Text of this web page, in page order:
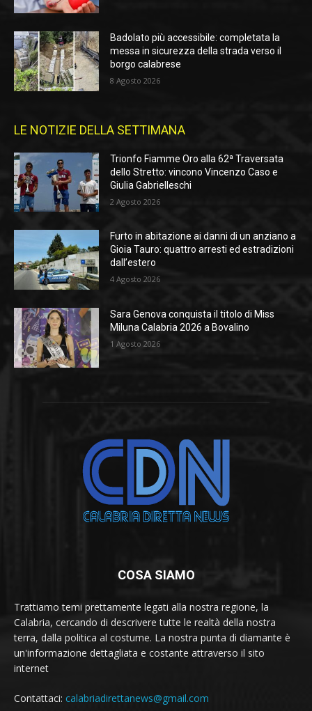
Badolato più accessibile: completata la
messa in sicurezza della strada verso il
borgo calabrese
8 Agosto 2026
LE NOTIZIE DELLA SETTIMANA
Trionfo Fiamme Oro alla 62ª Traversata
dello Stretto: vincono Vincenzo Caso e
Giulia Gabrielleschi
2 Agosto 2026
Furto in abitazione ai danni di un anziano a
Gioia Tauro: quattro arresti ed estradizioni
dall’estero
4 Agosto 2026
Sara Genova conquista il titolo di Miss
Miluna Calabria 2026 a Bovalino
1 Agosto 2026
COSA SIAMO
Trattiamo temi prettamente legati alla nostra regione, la
Calabria, cercando di descrivere tutte le realtà della nostra
terra, dalla politica al costume. La nostra punta di diamante è
un'informazione dettagliata e costante attraverso il sito
internet
Contattaci: calabriadirettanews@gmail.com